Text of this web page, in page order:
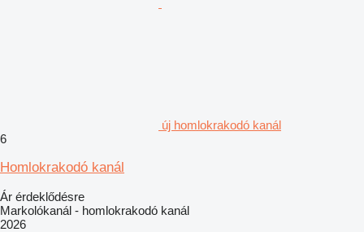
új homlokrakodó kanál
6
Homlokrakodó kanál
Ár érdeklődésre
Markolókanál - homlokrakodó kanál
2026